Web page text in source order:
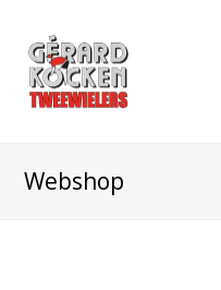
Webshop